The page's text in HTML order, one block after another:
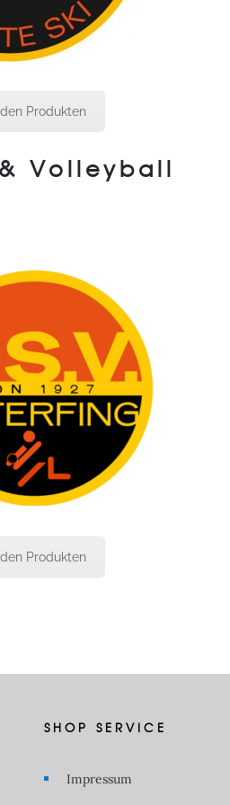
Produkten
Volleyball
Produkten
SHOP SERVICE
Impressum